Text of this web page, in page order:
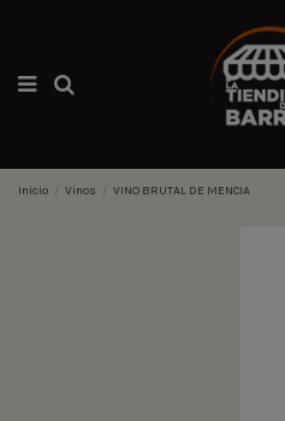
Inicio Vinos VINO BRUTAL DE MENCIA